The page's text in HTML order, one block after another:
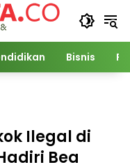
Bisnis
Ilegal di
Bea